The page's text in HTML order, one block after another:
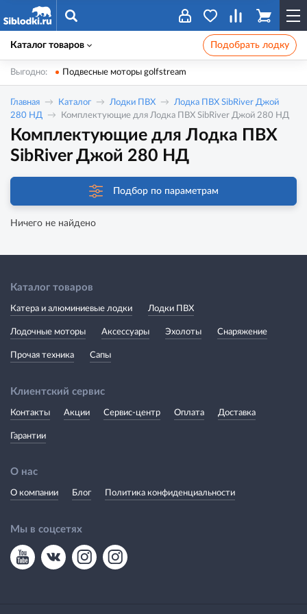
Каталог товаров Подобрать лодку
Выгодно: Подвесные моторы golfstream
Главная Каталог Лодки ПВХ
Лодка ПВХ SibRiver Джой
280 НД
Комплектующие для Лодка ПВХ SibRiver Джой 280 НД
Комплектующие для Лодка ПВХ
SibRiver Джой 280 НД
Подбор по параметрам
Ничего не найдено
Каталог товаров
Катера и алюминиевые лодки Лодки ПВХ
Лодочные моторы Аксессуары Эхолоты Снаряжение
Прочая техника Сапы
Клиентский сервис
Контакты Акции Сервис-центр Оплата Доставка
Гарантии
О нас
О компании Блог Политика конфиденциальности
Мы в соцсетях